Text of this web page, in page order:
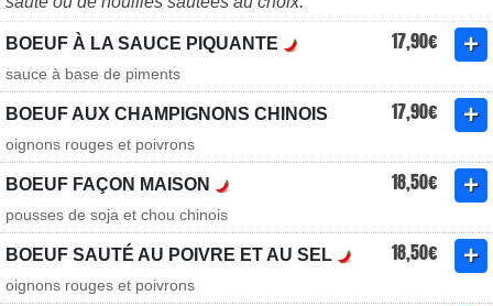
BOEUF À LA SAUCE PIQUANTE 17,90€
sauce à base de piments
BOEUF AUX CHAMPIGNONS CHINOIS 17,90€
oignons rouges et poivrons
BOEUF FAÇON MAISON 18,50€
pousses de soja et chou chinois
BOEUF SAUTÉ AU POIVRE ET AU SEL 18,50€
oignons rouges et poivrons